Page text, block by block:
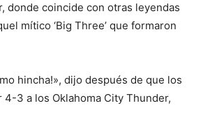
donde coincide con otras leyendas
mítico ‘Big Three’ que formaron
hincha!», dijo después de que los
3 a los Oklahoma City Thunder,